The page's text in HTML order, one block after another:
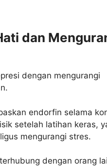
dan
dengan mengurangi
endorfin selama
setelah latihan keras,
mengurangi stres.
dengan orang